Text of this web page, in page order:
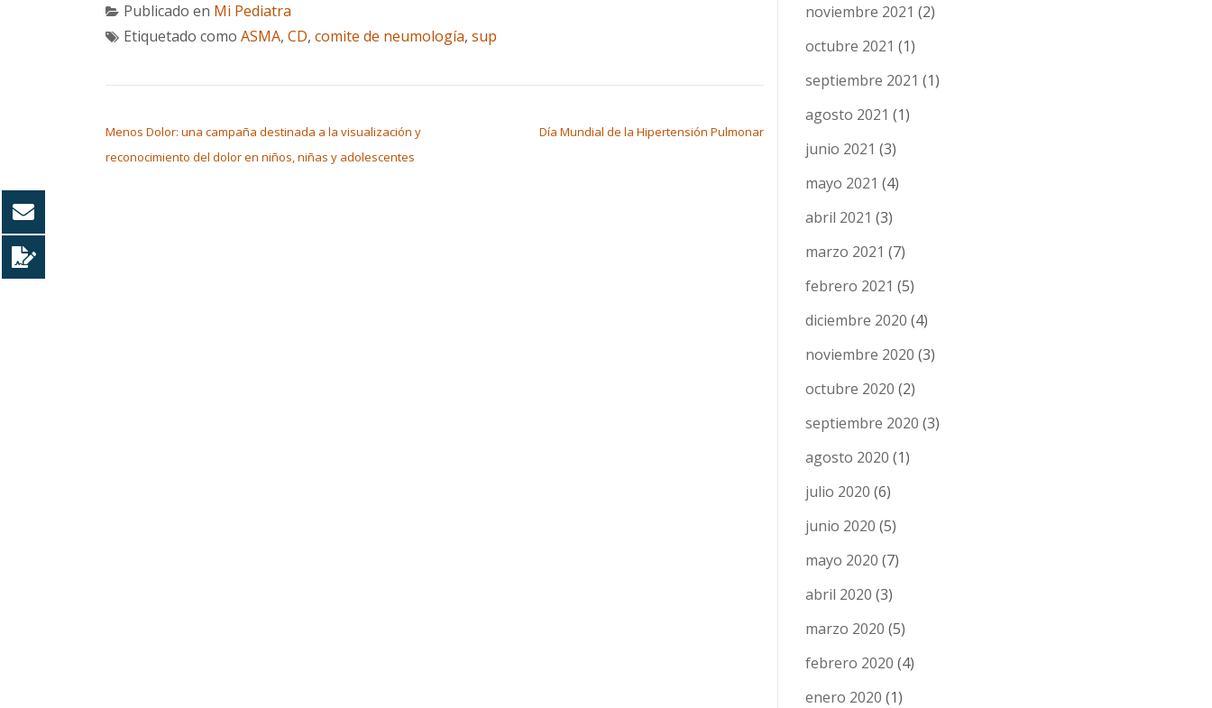
Publicado en Mi Pediatra
Etiquetado como ASMA, CD, comite de neumología, sup
Menos Dolor: una campaña destinada a la visualización y
reconocimiento del dolor en niños, niñas y adolescentes
Día Mundial de la Hipertensión Pulmonar
noviembre 2021 (2)
octubre 2021 (1)
septiembre 2021 (1)
agosto 2021 (1)
junio 2021 (3)
mayo 2021 (4)
abril 2021 (3)
marzo 2021 (7)
febrero 2021 (5)
diciembre 2020 (4)
noviembre 2020 (3)
octubre 2020 (2)
septiembre 2020 (3)
agosto 2020 (1)
julio 2020 (6)
junio 2020 (5)
mayo 2020 (7)
abril 2020 (3)
marzo 2020 (5)
febrero 2020 (4)
enero 2020 (1)